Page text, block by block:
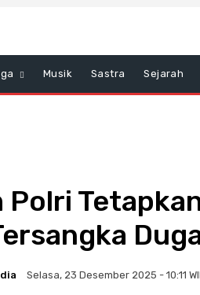
Musik Sastra Sejarah
Selasa, 23 Desember 2025 - 10:11